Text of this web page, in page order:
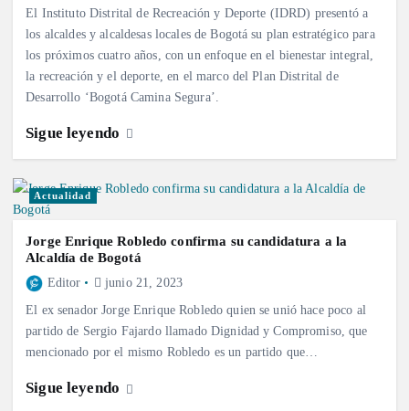
El Instituto Distrital de Recreación y Deporte (IDRD) presentó a
los alcaldes y alcaldesas locales de Bogotá su plan estratégico para
los próximos cuatro años, con un enfoque en el bienestar integral,
la recreación y el deporte, en el marco del Plan Distrital de
Desarrollo ‘Bogotá Camina Segura’.
Sigue leyendo
Actualidad
Jorge Enrique Robledo confirma su candidatura a la
Alcaldía de Bogotá
Editor junio 21, 2023
El ex senador Jorge Enrique Robledo quien se unió hace poco al
partido de Sergio Fajardo llamado Dignidad y Compromiso, que
mencionado por el mismo Robledo es un partido que…
Sigue leyendo